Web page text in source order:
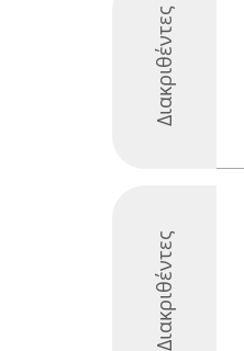
Διακριθέντες
Διακριθέντες